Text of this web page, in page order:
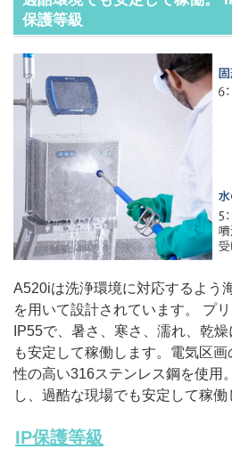
保護等級
A520iは洗浄環境に対応するよう
を用いて設計されています。 プ
IP55で、暑さ、寒さ、濡れ、乾
も安定して稼働します。電気区
性の高い316ステンレス鋼を使用
し、過酷な現場でも安定して稼働
IP保護等級